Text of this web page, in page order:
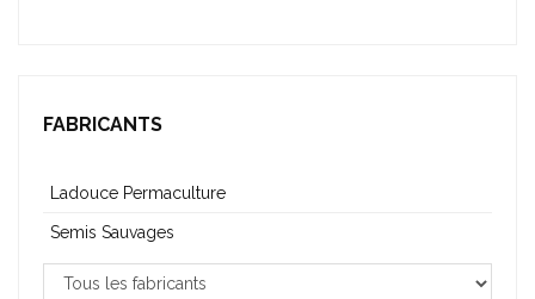
FABRICANTS
Ladouce Permaculture
Semis Sauvages